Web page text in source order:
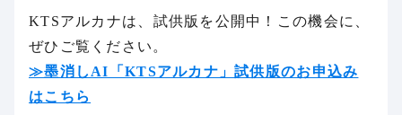
KTSアルカナは、試供版を公開中！この機会に、
ぜひご覧ください。
≫墨消しAI「KTSアルカナ」試供版のお申込み
はこちら